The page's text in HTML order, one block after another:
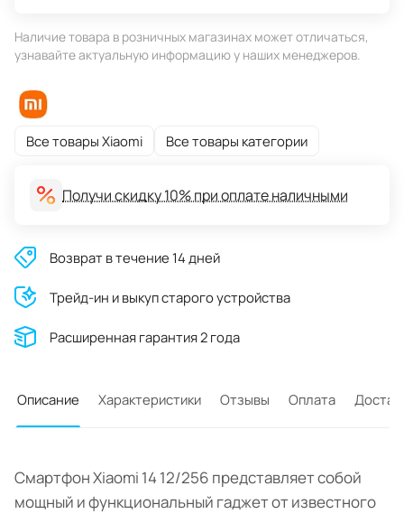
Наличие товара в розничных магазинах может отличаться,
узнавайте актуальную информацию у наших менеджеров.
Все товары Xiaomi Все товары категории
Получи скидку 10% при оплате наличными
Возврат в течение 14 дней
Трейд-ин и выкуп старого устройства
Расширенная гарантия 2 года
Описание Характеристики Отзывы Оплата
Смартфон Xiaomi 14 12/256 представляет собой
мощный и функциональный гаджет от известного